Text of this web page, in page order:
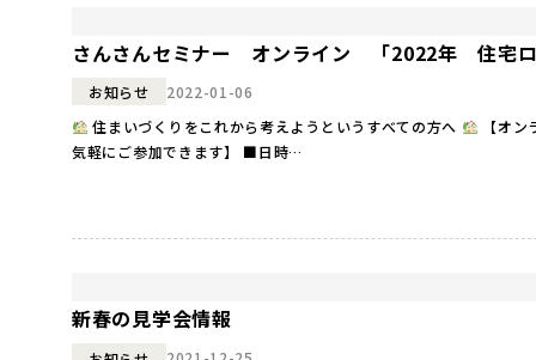
さんさんセミナー オンライン 「2022年 住宅ロ
お知らせ
2022-01-06
住まいづくりをこれから考えようというすべての方へ
【オ
気軽にご参加できます】 ■日時…
新春の見学会情報